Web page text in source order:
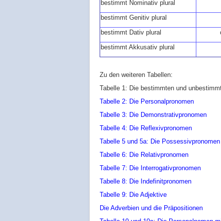
bestimmt Nominativ plural
bestimmt Genitiv plural
bestimmt Dativ plural
bestimmt Akkusativ plural
Zu den weiteren Tabellen:
Tabelle 1: Die bestimmten und
Tabelle 2: Die Personalpronomen
Tabelle 3: Die Demonstrativpronomen
Tabelle 4: Die Reflexivpronomen
Tabelle 5 und 5a: Die Possessivpronomen
Tabelle 6: Die Relativpronomen
Tabelle 7: Die Interrogativpronomen
Tabelle 8: Die Indefinitpronomen
Tabelle 9: Die Adjektive
Die Adverbien und die Präpositionen